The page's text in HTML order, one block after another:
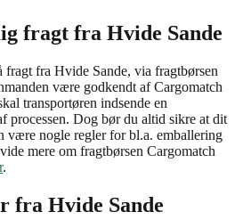
fragt fra Hvide Sande
fra Hvide Sande, via fragtbørsen
være godkendt af Cargomatch
transportøren indsende en
processen. Dog bør du altid sikre at dit
være nogle regler for bl.a. emballering
mere om fragtbørsen Cargomatch
.
fra Hvide Sande